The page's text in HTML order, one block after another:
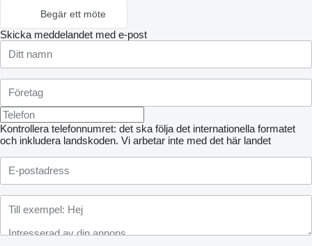
Begär ett möte
Skicka meddelandet med e-post
Kontrollera telefonnumret: det ska följa det internationella formatet
och inkludera landskoden. Vi arbetar inte med det här landet